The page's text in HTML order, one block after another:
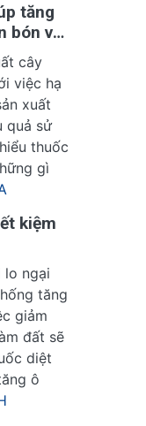
tăng
bón và
cây
việc hạ
xuất
quả sử
thuốc
gì
kiệm
lo ngại
tăng
giảm
đất sẽ
diệt
ô